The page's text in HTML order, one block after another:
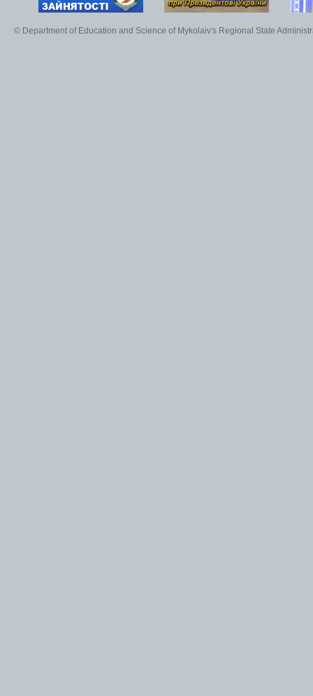
© Department of Education and Science of Mykolaiv's Regional State